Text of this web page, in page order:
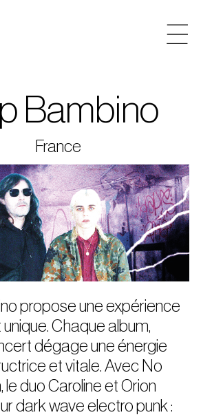
agenda
tickets
le sucre max
partenariats
privatisations
Bambino
France
propose une expérience
Chaque album,
dégage une énergie
et vitale. Avec No
, le duo Caroline et Orion
dark wave electro punk :